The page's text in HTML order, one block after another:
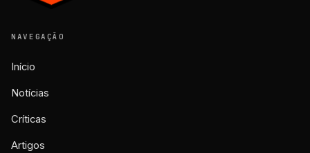
NAVEGAÇÃO
Início
Notícias
Críticas
Artigos